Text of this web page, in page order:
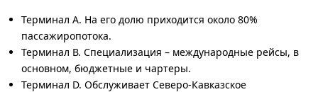
Терминал А. На его долю приходится около 80%
пассажиропотока.
Терминал В. Специализация – международные рейсы, в
основном, бюджетные и чартеры.
Терминал D. Обслуживает Северо-Кавказское